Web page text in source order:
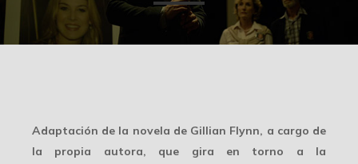
Adaptación de la novela de Gillian Flynn, a cargo de
la propia autora, que gira en torno a la